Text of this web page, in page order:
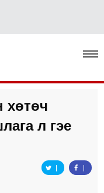
хөтөч
л гэе